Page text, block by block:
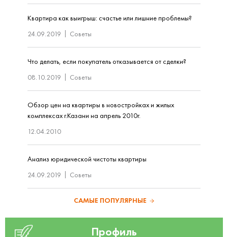
Квартира как выигрыш: счастье или лишние проблемы?
24.09.2019
Советы
Что делать, если покупатель отказывается от сделки?
08.10.2019
Советы
Обзор цен на квартиры в новостройках и жилых
комплексах г.Казани на апрель 2010г.
12.04.2010
Анализ юридической чистоты квартиры
24.09.2019
Советы
САМЫЕ ПОПУЛЯРНЫЕ
Профиль